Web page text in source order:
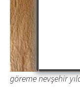
göreme nevşehir